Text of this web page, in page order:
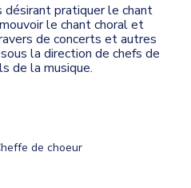
désirant pratiquer le chant
le chant choral et
de concerts et autres
la direction de chefs de
de la musique.
de choeur